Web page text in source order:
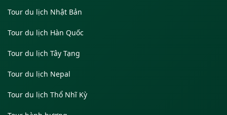
Tour du lịch Nhật Bản
Tour du lịch Hàn Quốc
Tour du lịch Tây Tạng
Tour du lịch Nepal
Tour du lịch Thổ Nhĩ Kỳ